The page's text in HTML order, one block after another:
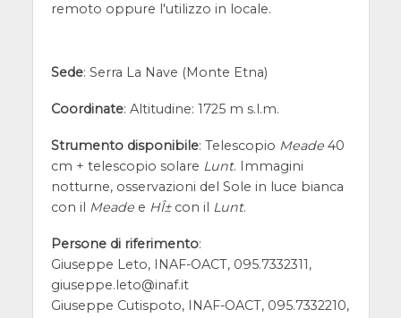
remoto oppure l'utilizzo in locale.
Sede: Serra La Nave (Monte Etna)
Coordinate: Altitudine: 1725 m s.l.m.
Strumento disponibile: Telescopio Meade40
cm + telescopio solare Lunt. Immagini
notturne, osservazioni del Sole in luce bianca
con il Meadee HÎ±con il Lunt.
Persone di riferimento:
Giuseppe Leto, INAF-OACT, 095.7332311,
giuseppe.leto@inaf.it
Giuseppe Cutispoto, INAF-OACT, 095.7332210,